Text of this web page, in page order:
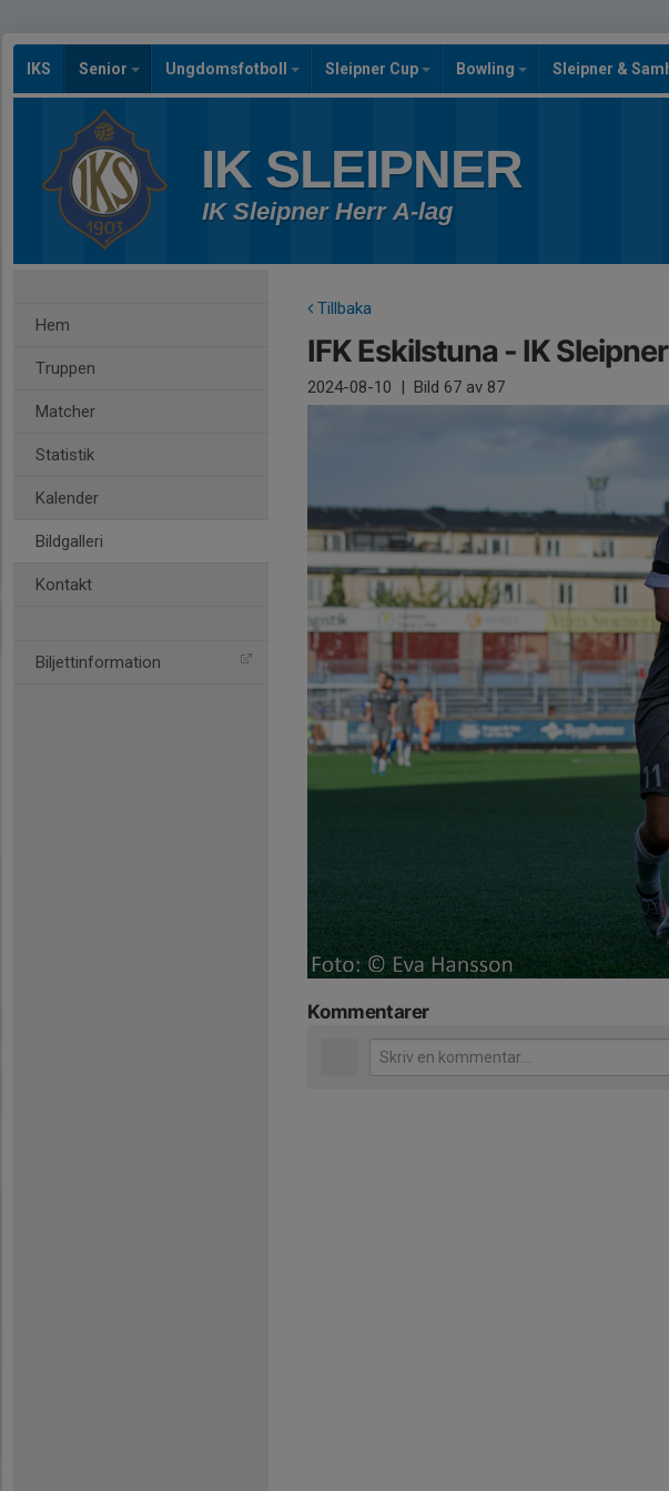
IKS Senior Ungdomsfotboll Sleipner Cup Bowling Sleipner &
IK SLEIPNER
IK Sleipner Herr A-lag
Hem
Truppen
Matcher
Statistik
Kalender
Bildgalleri
Kontakt
Biljettinformation
Tillbaka
IFK Eskilstuna - IK Sleipner
2024-08-10 | Bild 67 av 87
Kommentarer